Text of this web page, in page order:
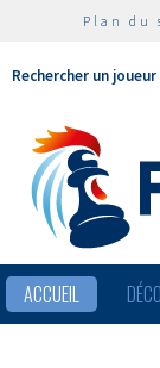
Plan du
Rechercher un joueur
ACCUEIL